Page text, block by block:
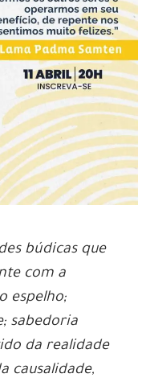
búdicas que
com a
espelho;
sabedoria
da realidade
causalidade,